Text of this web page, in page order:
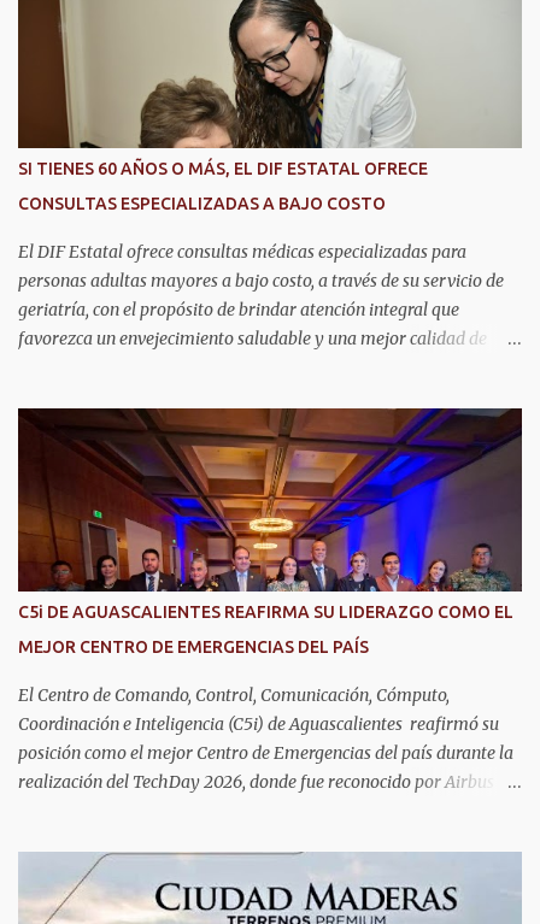
SI TIENES 60 AÑOS O MÁS, EL DIF ESTATAL OFRECE
CONSULTAS ESPECIALIZADAS A BAJO COSTO
El DIF Estatal ofrece consultas médicas especializadas para
personas adultas mayores a bajo costo, a través de su servicio de
geriatría, con el propósito de brindar atención integral que
favorezca un envejecimiento saludable y una mejor calidad de
fundamentalmente en la prevención, el diagnóstico y tratamiento
de las enfermedades más comunes en las personas mayores de 60
años, como diabetes, hipertensión, deterioro cognitivo y
alzhéimer, entre otros padecimientos. "Nuestros adultos mayores
son el corazón de muchas familias y merecen todo nuestro respeto,
cuidado y reconocimiento; por eso, en el DIF Estatal impulsamos
servicios que les ayuden a cuidar su salud y a vivir esta etapa con
presidenta del DIF Estatal. Para acceder al servicio, las y los
interesados deben acudir a la Dirección de Servi...
C5i DE AGUASCALIENTES REAFIRMA SU LIDERAZGO COMO EL
MEJOR CENTRO DE EMERGENCIAS DEL PAÍS
El Centro de Comando, Control, Comunicación, Cómputo,
Coordinación e Inteligencia (C5i) de Aguascalientes reafirmó su
posición como el mejor Centro de Emergencias del país durante la
realización del TechDay 2026, donde fue reconocido por Airbus
seguridad pública y la atención de emergencias. Este encuentro
reunió a autoridades, especialistas nacionales e internacionales y